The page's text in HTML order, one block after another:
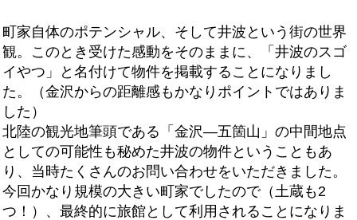
町家自体のポテンシャル、そして井波という街の世界
観。このとき受けた感動をそのままに、「井波のスゴ
イやつ」と名付けて物件を掲載することになりまし
た。（金沢からの距離感もかなりポイントではありま
した）
北陸の観光地筆頭である「金沢―五箇山」の中間地点
としての可能性も秘めた井波の物件ということもあ
り、当時たくさんのお問い合わせをいただきました。
今回かなり規模の大きい町家でしたので（土蔵も2
つ！）、最終的に旅館として利用されることになりま